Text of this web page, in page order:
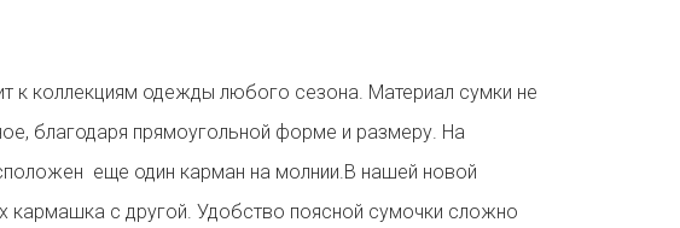
к коллекциям одежды любого сезона. Материал сумки не
благодаря прямоугольной форме и размеру. На
еще один карман на молнии.В нашей новой
кармашка с другой. Удобство поясной сумочки сложно